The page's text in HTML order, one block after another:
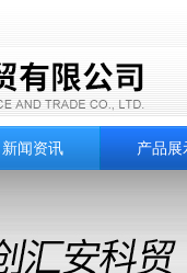
新闻资讯 产品展